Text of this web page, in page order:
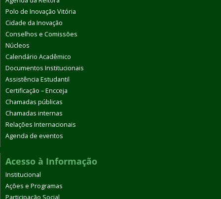
Polo de Inovação Vitória
Cidade da Inovação
Conselhos e Comissões
Núcleos
Calendário Acadêmico
Documentos Institucionais
Assistência Estudantil
Certificação – Encceja
Chamadas públicas
Chamadas internas
Relações Internacionais
Agenda de eventos
Acesso à Informação
Institucional
Ações e Programas
Participação Social